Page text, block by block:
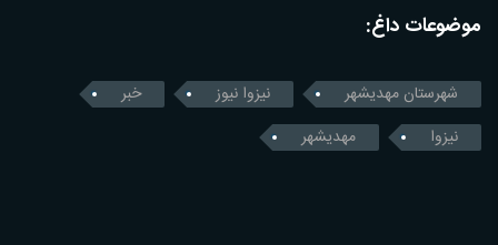
موضوعات داغ:
شهرستان مهدیشهر نیزوا نیوز
خبر
نیزوا
مهدیشهر